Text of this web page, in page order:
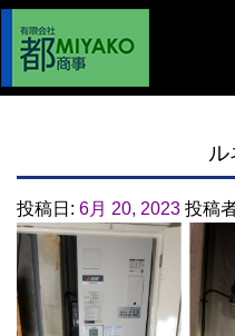
ル
投稿日: 6月 20, 2023 投稿